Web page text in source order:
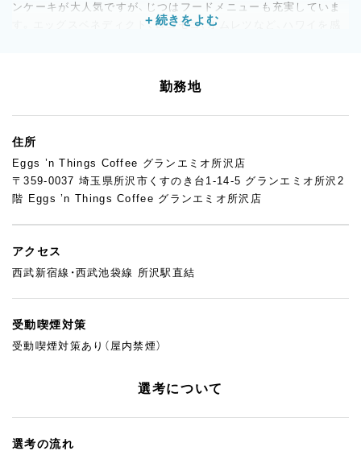
ンケーキが大人気ですが、じつはフードメニューも充実していま
す。エッグスベネディクト、ロコモコ、オムレツなど、ハワイを感
勤務地
住所
Eggs ’n Things Coffee グランエミオ所沢店
〒359-0037 埼玉県所沢市くすのき台1-14-5 グランエミオ所沢2
階 Eggs ’n Things Coffee グランエミオ所沢店
アクセス
西武新宿線・西武池袋線 所沢駅直結
受動喫煙対策
受動喫煙対策あり（屋内禁煙）
選考について
選考の流れ